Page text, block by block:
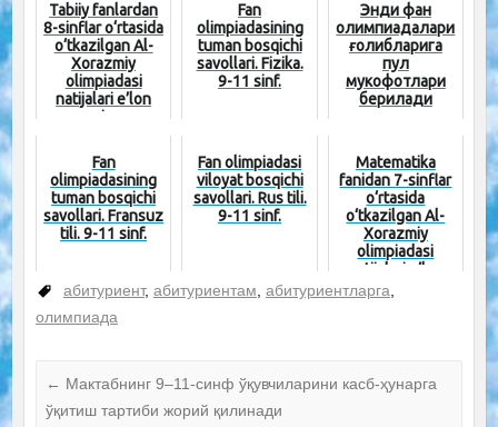
Tabiiy fanlardan
8-sinflar o‘rtasida
o‘tkazilgan Al-
Xorazmiy
olimpiadasi
natijalari e’lon
qi...
Fan
olimpiadasining
tuman bosqichi
savollari. Fizika.
9-11 sinf.
Энди фан
олимпиадалари
ғолибларига
пул
мукофотлари
берилади
Fan
olimpiadasining
tuman bosqichi
savollari. Fransuz
tili. 9-11 sinf.
Fan olimpiadasi
viloyat bosqichi
savollari. Rus tili.
9-11 sinf.
Matematika
fanidan 7-sinflar
o‘rtasida
o‘tkazilgan Al-
Xorazmiy
olimpiadasi
natijalari e’lon
qilindi[:...
абитуриент, абитуриентам, абитуриентларга,
олимпиада
← Мактабнинг 9–11-синф ўқувчиларини касб-ҳунарга
ўқитиш тартиби жорий қилинади